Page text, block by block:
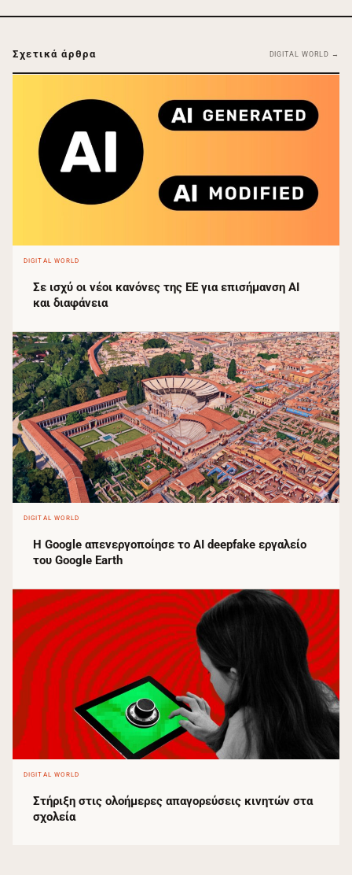
Σχετικά άρθρα DIGITAL WORLD →
DIGITAL WORLD
Σε ισχύ οι νέοι κανόνες της ΕΕ για επισήμανση AI
και διαφάνεια
DIGITAL WORLD
Η Google απενεργοποίησε το AI deepfake εργαλείο
του Google Earth
DIGITAL WORLD
Στήριξη στις ολοήμερες απαγορεύσεις κινητών στα
σχολεία